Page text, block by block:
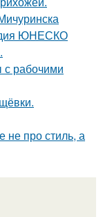
ЮНЕСКО
с рабочими
не про стиль, а